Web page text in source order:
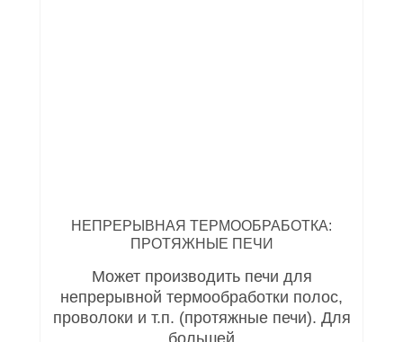
НЕПРЕРЫВНАЯ ТЕРМООБРАБОТКА:
ПРОТЯЖНЫЕ ПЕЧИ
Может производить печи для
непрерывной термообработки полос,
проволоки и т.п. (протяжные печи). Для